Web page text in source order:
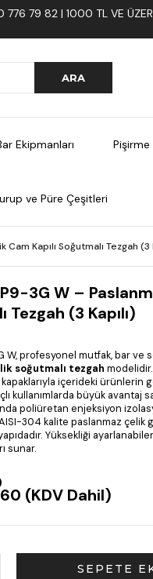
79 82 | 1000 TL VE
Ekipmanları Pişirme
ve Püre Çeşitleri
Kapılı Soğutmalı Tezgah (3
3G W –
Tezgah (3 Kapılı)
W, profesyonel mutfak, bar ve
soğutmalı tezgah modelidir.
içerideki ürünlerin
kullanımlarda büyük avantaj
poliüretan enjeksiyon
AISI-304 kalite paslanmaz çelik
Yüksekliği
sunar.
(KDV Dahil)